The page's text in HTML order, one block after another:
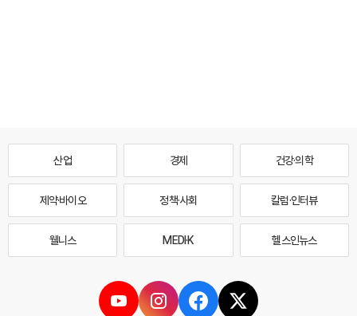
산업 경제 건강·의학
제약·바이오 정책·사회 칼럼·인터뷰
웰니스 MEDI·K 헬스인뉴스